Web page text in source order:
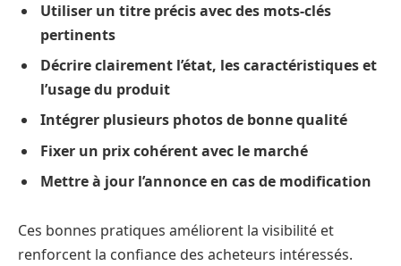
Utiliser un titre précis avec des mots-clés
pertinents
Décrire clairement l’état, les caractéristiques et
l’usage du produit
Intégrer plusieurs photos de bonne qualité
Fixer un prix cohérent avec le marché
Mettre à jour l’annonce en cas de modification
Ces bonnes pratiques améliorent la visibilité et
renforcent la confiance des acheteurs intéressés.